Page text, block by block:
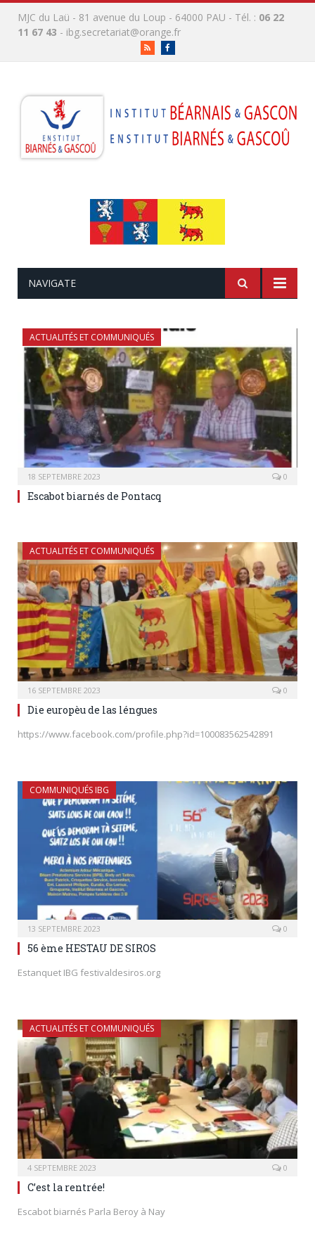
MJC du Laü - 81 avenue du Loup - 64000 PAU - Tél. : 06 22
11 67 43 - ibg.secretariat@orange.fr
RSS
NAVIGATE
ACTUALITÉS ET COMMUNIQUÉS
18 SEPTEMBRE 2023 0
Escabot biarnés de Pontacq
ACTUALITÉS ET COMMUNIQUÉS
16 SEPTEMBRE 2023 0
Die europèu de las léngues
https://www.facebook.com/profile.php?id=100083562542891
COMMUNIQUÉS IBG
13 SEPTEMBRE 2023 0
56 ème HESTAU DE SIROS
Estanquet IBG festivaldesiros.org
ACTUALITÉS ET COMMUNIQUÉS
4 SEPTEMBRE 2023 0
C’est la rentrée!
Escabot biarnés Parla Beroy à Nay